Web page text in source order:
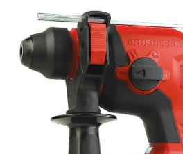
Herramientas y Construcción
Electrodomésticos
Tecnología